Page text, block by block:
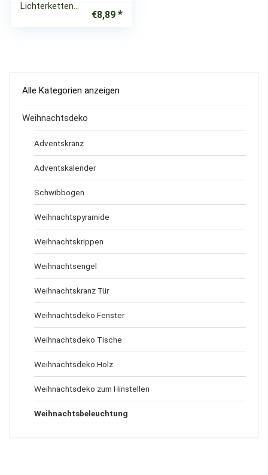
Lichterketten…
€8,89
Alle Kategorien anzeigen
Weihnachtsdeko
Adventskranz
Adventskalender
Schwibbogen
Weihnachtspyramide
Weihnachtskrippen
Weihnachtsengel
Weihnachtskranz Tür
Weihnachtsdeko Fenster
Weihnachtsdeko Tische
Weihnachtsdeko Holz
Weihnachtsdeko zum Hinstellen
Weihnachtsbeleuchtung